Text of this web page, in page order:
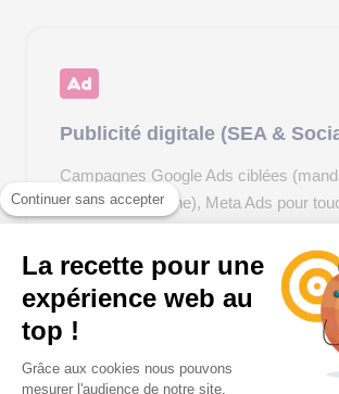
Continuer sans accepter
La recette pour une
expérience web au
top !
Grâce aux cookies nous pouvons
mesurer l'audience de notre site.
Publicité digitale (SEA &
Campagnes Google Ads ciblées
estimation en ligne), Meta Ads pour
propriétaires et acquéreurs sur votre
Retargeting pour relancer les visiteurs
Chaque euro investi est tracké et